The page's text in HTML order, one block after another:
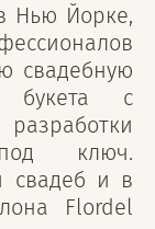
Нью Йорке,
свадебную
букета с
ключ.
свадеб и в
Flordel